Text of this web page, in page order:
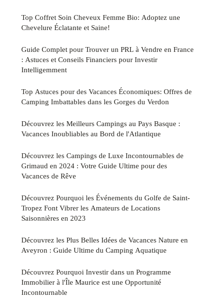
Top Coffret Soin Cheveux Femme Bio: Adoptez une
Chevelure Éclatante et Saine!
Guide Complet pour Trouver un PRL à Vendre en France
: Astuces et Conseils Financiers pour Investir
Intelligemment
Top Astuces pour des Vacances Économiques: Offres de
Camping Imbattables dans les Gorges du Verdon
Découvrez les Meilleurs Campings au Pays Basque :
Vacances Inoubliables au Bord de l'Atlantique
Découvrez les Campings de Luxe Incontournables de
Grimaud en 2024 : Votre Guide Ultime pour des
Vacances de Rêve
Découvrez Pourquoi les Événements du Golfe de Saint-
Tropez Font Vibrer les Amateurs de Locations
Saisonnières en 2023
Découvrez les Plus Belles Idées de Vacances Nature en
Aveyron : Guide Ultime du Camping Aquatique
Découvrez Pourquoi Investir dans un Programme
Immobilier à l'Île Maurice est une Opportunité
Incontournable